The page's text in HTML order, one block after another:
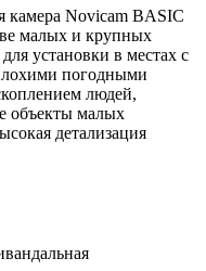
камера Novicam BASIC
малых и крупных
установки в местах с
погодными
людей,
объекты малых
детализация